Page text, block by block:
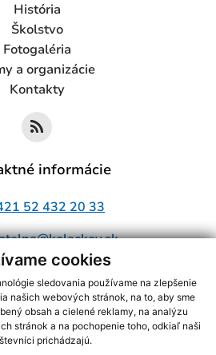
cookies
sledovania používame na zlepšenie
našich webových stránok, na to, aby sme
obsah a cielené reklamy, na analýzu
stránok a na pochopenie toho, odkiaľ naši
prichádzajú.
História
Školstvo
Fotogaléria
a organizácie
Kontakty
informácie
52 432 20 33
aktuálnych informácií s využitím RSS
ECHELON 2,Mapa stránok,web portál
s.r.o.,domény,registrácia domény